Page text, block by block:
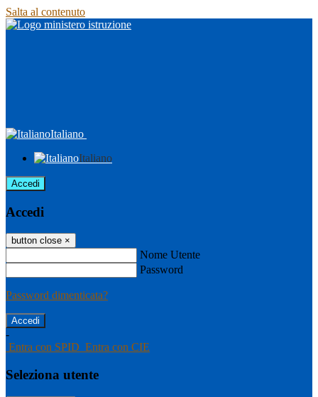
Salta al contenuto
Italiano
Italiano
Accedi
Accedi
button close ×
Nome Utente
Password
Password dimenticata?
-
Entra con SPID Entra con CIE
Seleziona utente